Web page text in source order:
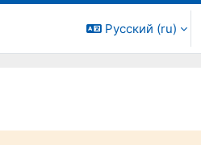
Русский ‎(ru)‎